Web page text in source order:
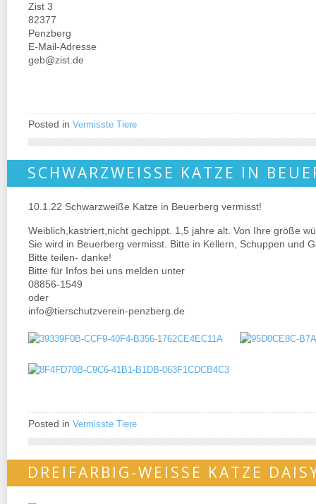
Zist 3
82377
Penzberg
E-Mail-Adresse
geb@zist.de
Posted in Vermisste Tiere
SCHWARZWEISSE KATZE IN
10.1.22 Schwarzweiße Katze in Beuerberg vermisst!
Weiblich,kastriert,nicht gechippt. 1,5 jahre alt. Von Ihre größe
Sie wird in Beuerberg vermisst. Bitte in Kellern, Schuppen und
Bitte teilen- danke!
Bitte für Infos bei uns melden unter
08856-1549
oder
info@tierschutzverein-penzberg.de
Posted in Vermisste Tiere
DREIFARBIG-WEISSE KATZE